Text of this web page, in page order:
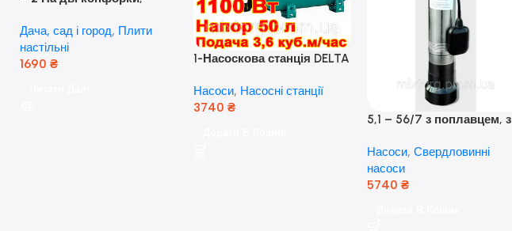
розпалюванням.
Дача, сад і город, Плити
настільні
1690 ₴
1-Насоскова станція DELTA
кВт) ( Польща)
Насоси, Насосні станції
3740 ₴
5,1 – 56/7 з поплавцем, з
(оригінал Польща)
Насоси, Свердловинні
насоси
5740 ₴